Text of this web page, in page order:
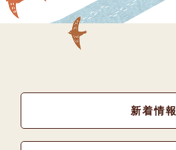
新着情報